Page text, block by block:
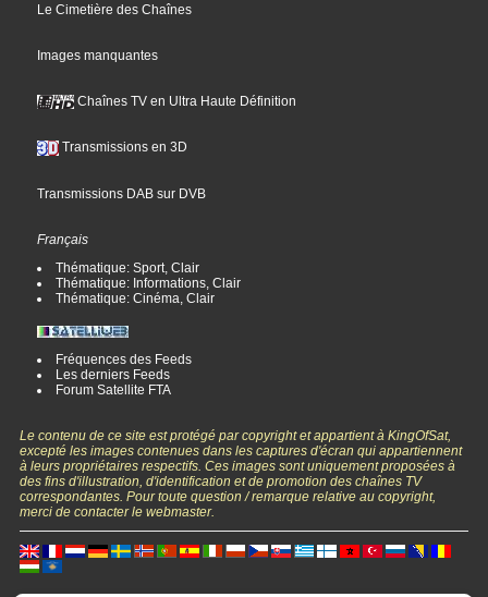
Le Cimetière des Chaînes
Images manquantes
Chaînes TV en Ultra Haute Définition
Transmissions en 3D
Transmissions DAB sur DVB
Français
Thématique: Sport, Clair
Thématique: Informations, Clair
Thématique: Cinéma, Clair
Fréquences des Feeds
Les derniers Feeds
Forum Satellite FTA
Le contenu de ce site est protégé par copyright et appartient à KingOfSat,
excepté les images contenues dans les captures d'écran qui appartiennent
à leurs propriétaires respectifs. Ces images sont uniquement proposées à
des fins d'illustration, d'identification et de promotion des chaînes TV
correspondantes. Pour toute question / remarque relative au copyright,
merci de contacter le webmaster.